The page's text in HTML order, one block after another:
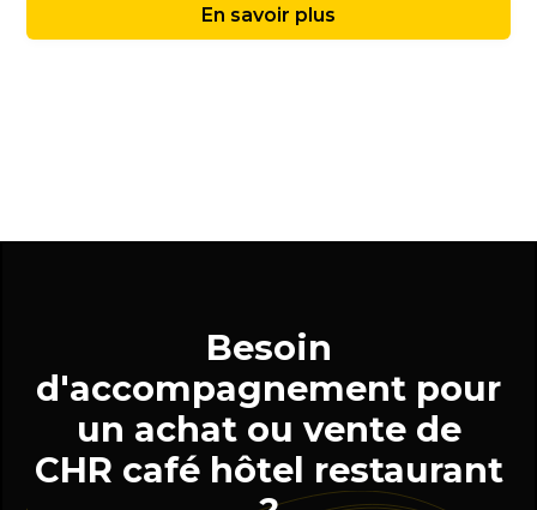
En savoir plus
Besoin
d'accompagnement pour
un achat ou vente de
CHR café hôtel restaurant